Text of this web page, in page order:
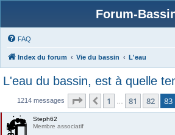
Forum-
FAQ
Index du forum Vie du bassin L'eau
L'eau du bassin, est à quelle
1214 messages Page 83 sur 122
Précédente
1 81 82 83
Steph62
Membre associatif